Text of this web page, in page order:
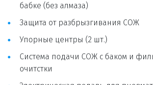
бабке (без алмаза)
Защита от разбрызгивания СОЖ
Упорные центры (2 шт.)
Система подачи СОЖ с баком и
очитстки